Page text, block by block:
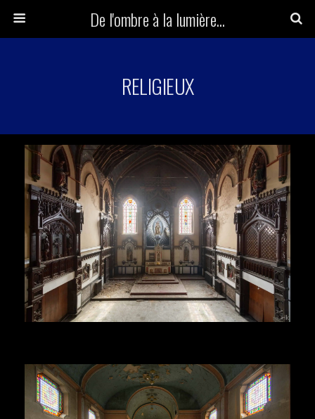
De l'ombre à la lumière...
RELIGIEUX
Herr Kolonel
Voir la suite